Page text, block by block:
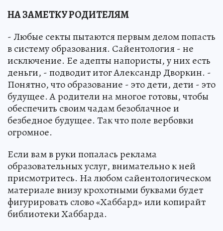
НА ЗАМЕТКУ РОДИТЕЛЯМ
- Любые секты пытаются первым делом попасть
в систему образования. Сайентология - не
исключение. Ее адепты напористы, у них есть
деньги, - подводит итог Александр Дворкин. -
Понятно, что образование - это дети, дети - это
будущее. А родители на многое готовы, чтобы
обеспечить своим чадам безоблачное и
безбедное будущее. Так что поле вербовки
огромное.
Если вам в руки попалась реклама
образовательных услуг, внимательно к ней
присмотритесь. На любом сайентологическом
материале внизу крохотными буквами будет
фигурировать слово «Хаббард» или копирайт
библиотеки Хаббарда.